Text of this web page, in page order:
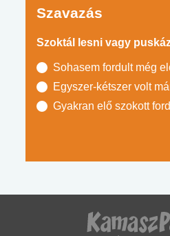
Szavazás
Szoktál lesni vagy
Sohasem fordult még
Egyszer-kétszer volt
Gyakran elő szokott